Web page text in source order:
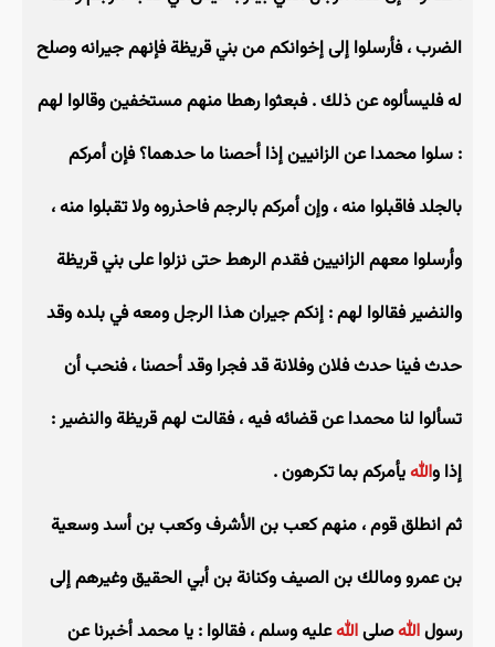
الضرب ، فأرسلوا إلى إخوانكم من بني قريظة فإنهم جيرانه وصلح
له فليسألوه عن ذلك . فبعثوا رهطا منهم مستخفين وقالوا لهم
: سلوا محمدا عن الزانيين إذا أحصنا ما حدهما؟ فإن أمركم
بالجلد فاقبلوا منه ، وإن أمركم بالرجم فاحذروه ولا تقبلوا منه ،
وأرسلوا معهم الزانيين فقدم الرهط حتى نزلوا على بني قريظة
والنضير فقالوا لهم : إنكم جيران هذا الرجل ومعه في بلده وقد
حدث فينا حدث فلان وفلانة قد فجرا وقد أحصنا ، فنحب أن
تسألوا لنا محمدا عن قضائه فيه ، فقالت لهم قريظة والنضير :
إذا واللهيأمركم بما تكرهون .
ثم انطلق قوم ، منهم كعب بن الأشرف وكعب بن أسد وسعية
بن عمرو ومالك بن الصيف وكنانة بن أبي الحقيق وغيرهم إلى
رسولاللهصلىاللهعليه وسلم ، فقالوا : يا محمد أخبرنا عن